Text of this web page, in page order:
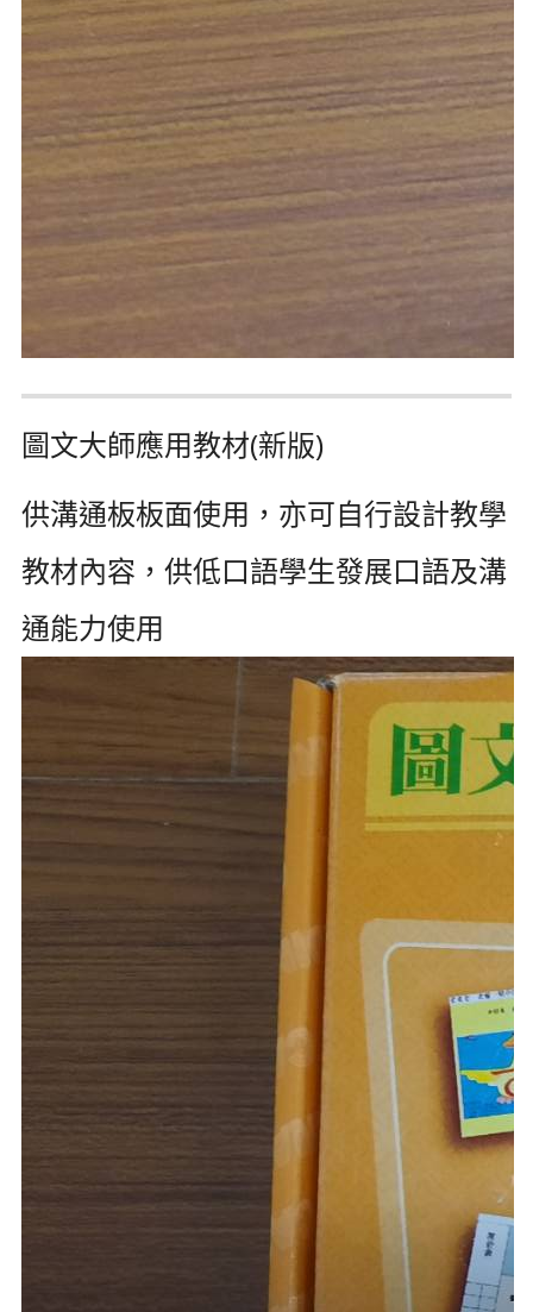
圖文大師應用教材(新版)
供溝通板板面使用，亦可自行設計教學
教材內容，供低口語學生發展口語及溝
通能力使用